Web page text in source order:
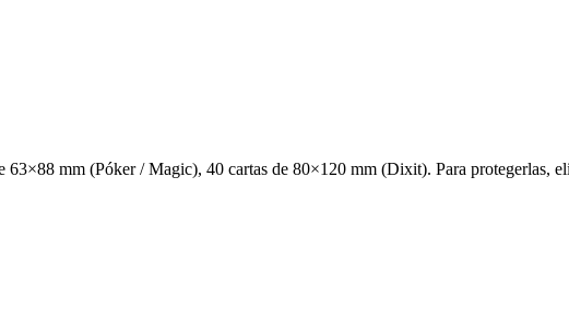
63×88 mm (Póker / Magic), 40 cartas de 80×120 mm (Dixit). Para protegerlas,